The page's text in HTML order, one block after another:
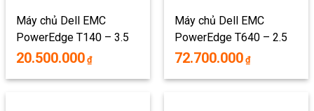
Máy chủ Dell EMC
PowerEdge T140 – 3.5
INCH
20.500.000 ₫
Máy chủ Dell EMC
PowerEdge T640 – 2.5
INCH
72.700.000 ₫